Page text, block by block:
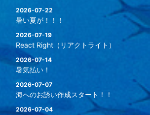
2026-07-22
暑い夏が！！！
2026-07-19
React Right（リアクトライト）
2026-07-14
暑気払い！
2026-07-07
海へのお誘い作成スタート！！
2026-07-04